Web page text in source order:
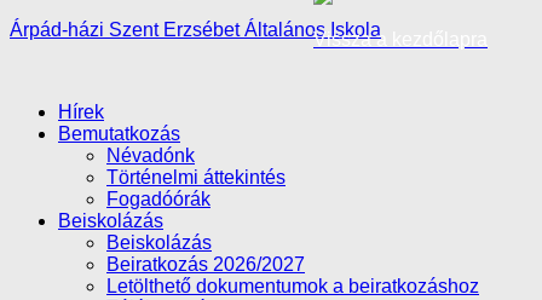
Vissza a kezdőlapra
Árpád-házi Szent Erzsébet Általános Iskola
Hírek
Bemutatkozás
Névadónk
Történelmi áttekintés
Fogadóórák
Beiskolázás
Beiskolázás
Beiratkozás 2026/2027
Letölthető dokumentumok a beiratkozáshoz